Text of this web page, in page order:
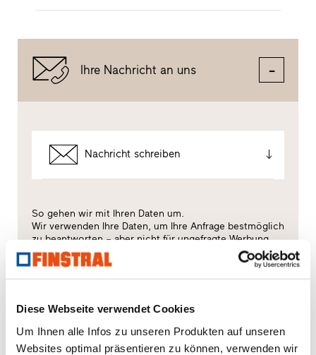
Diese Webseite verwendet Cookies
Um Ihnen alle Infos zu unseren Produkten auf unseren
Websites optimal präsentieren zu können, verwenden wir
Ihre Nachricht an uns
Nachricht schreiben
So gehen wir mit Ihren Daten um.
Wir verwenden Ihre Daten, um Ihre Anfrage bestmöglich
zu beantworten – aber nicht für ungefragte Werbung.
Dafür geben wir Sie direkt an den gewählten
Händlerpartner weiter – ebenfalls nur für diesen Zweck.
Alle Einzelheiten der Datenverarbeitung sind in
Welches Thema interessiert Sie besonders?